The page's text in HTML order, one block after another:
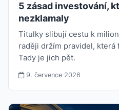
5 zásad investování,
nezklamaly
Titulky slibují cestu k
raději držím pravidel, která
Tady je jich pět.
9. července 2026